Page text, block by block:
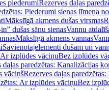
piederumiRezerves daļas
Piederumi sienas līmeņa
Mākslīgā akmens dušas virsmas
dušas sānu sienasVannu
Mākslīgā akmens vannas
Savienotājelementi dušām un
izplūdes vāciņuBez izplūdes
daļas paredzētas: Kanalizācijas
vāciņšRezerves daļas
Ar izplūdes vāciņuBez